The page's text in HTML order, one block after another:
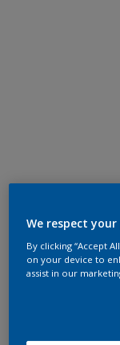
We respect your
By clicking “Accept
on your device to
assist in our